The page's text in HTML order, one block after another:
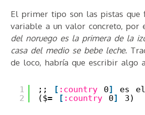
El primer tipo son las pistas que
variable a un valor concreto, por
del noruego es la primera de la
casa del medio se bebe leche.
de loco, habría que escribir algo
1
2
;; [ :country 0]
es
($=
[ :country 0] 3)